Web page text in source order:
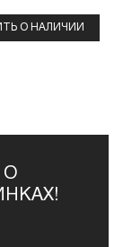
О НАЛИЧИИ
О